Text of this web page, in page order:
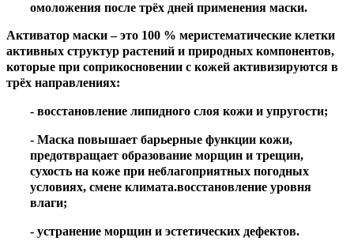
омоложения после трёх дней применения маски.
Активатор маски – это 100 % меристематические клетки
активных структур растений и природных компонентов,
которые при соприкосновении с кожей активизируются в
трёх направлениях:
- восстановление липидного слоя кожи и упругости;
- Маска повышает барьерные функции кожи,
предотвращает образование морщин и трещин,
сухость на коже при неблагоприятных погодных
условиях, смене климата.восстановление уровня
влаги;
- устранение морщин и эстетических дефектов.